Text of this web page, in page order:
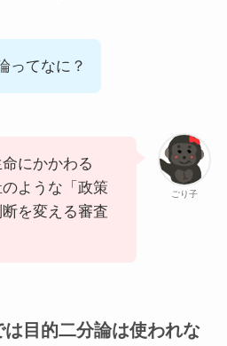
ってなに？
ごり子
にかかわる
のような「政策
を変える審査
目的二分論は使われな